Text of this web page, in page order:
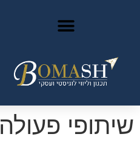
שיתופי פעולה